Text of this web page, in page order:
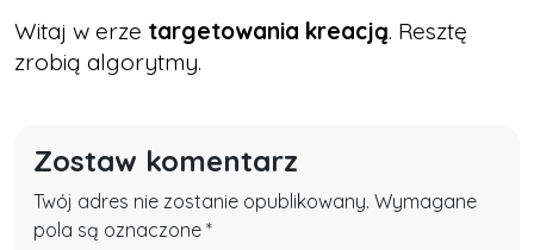
Witaj w erze targetowania kreacją. Resztę
zrobią algorytmy.
Zostaw komentarz
Twój adres nie zostanie opublikowany. Wymagane
pola są oznaczone *